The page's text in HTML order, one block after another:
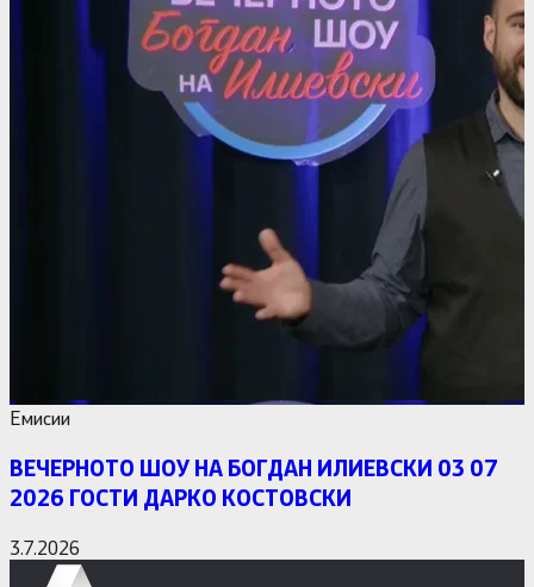
Емисии
ВЕЧЕРНОТО ШОУ НА БОГДАН ИЛИЕВСКИ 03 07
2026 ГОСТИ ДАРКО КОСТОВСКИ
3.7.2026